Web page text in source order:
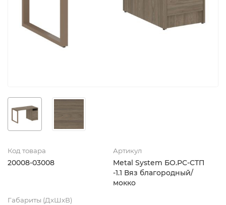
Код товара
20008-03008
Артикул
Metal System БО.РС-СТП
-1.1 Вяз благородный/
мокко
Габариты (ДхШхВ)